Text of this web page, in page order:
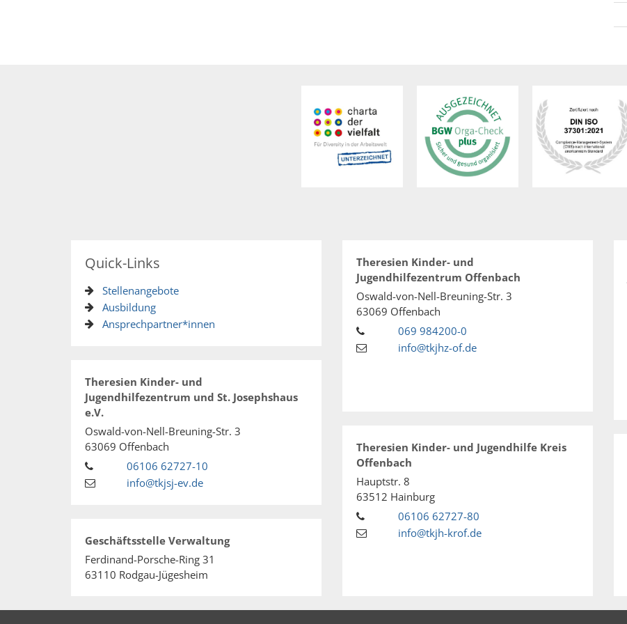
Quick-Links
Stellenangebote
Ausbildung
Ansprechpartner*innen
Theresien Kinder- und
Jugendhilfezentrum und St. Josephshaus
e.V.
Oswald-von-Nell-Breuning-Str. 3
63069 Offenbach
06106 62727-10
info@tkjsj-ev.de
Geschäftsstelle Verwaltung
Ferdinand-Porsche-Ring 31
63110 Rodgau-Jügesheim
Theresien Kinder- und
Jugendhilfezentrum Offenbach
Oswald-von-Nell-Breuning-Str. 3
63069 Offenbach
069 984200-0
info@tkjhz-of.de
Theresien Kinder- und Jugendhilfe Kreis
Offenbach
Hauptstr. 8
63512 Hainburg
06106 62727-80
info@tkjh-krof.de